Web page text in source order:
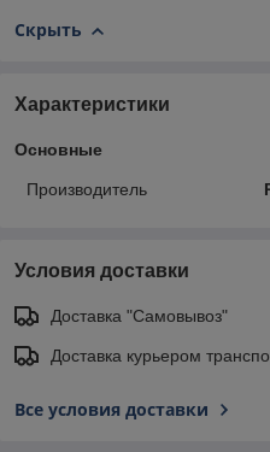
Скрыть
Характеристики
Основные
Производитель
Условия доставки
Доставка "Самовывоз"
Доставка курьером
Все условия доставки